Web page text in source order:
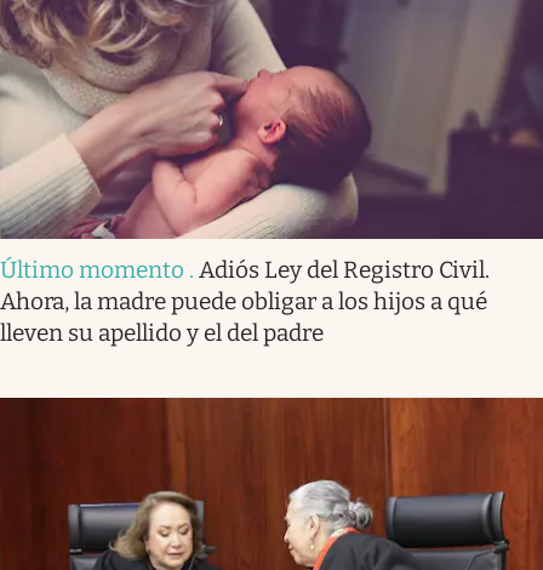
Último momento . Adiós Ley del Registro Civil.
Ahora, la madre puede obligar a los hijos a qué
lleven su apellido y el del padre